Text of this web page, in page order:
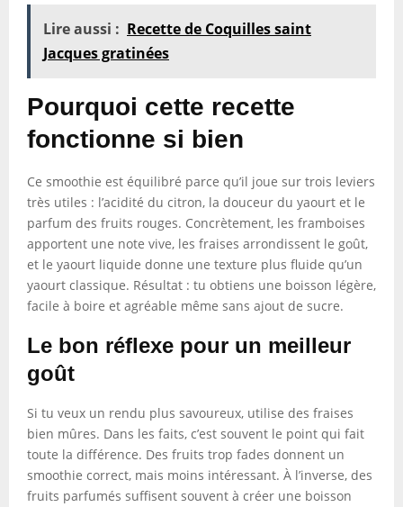
Lire aussi : Recette de Coquilles saint
Jacques gratinées
Pourquoi cette recette
fonctionne si bien
Ce smoothie est équilibré parce qu’il joue sur trois leviers
très utiles : l’acidité du citron, la douceur du yaourt et le
parfum des fruits rouges. Concrètement, les framboises
apportent une note vive, les fraises arrondissent le goût,
et le yaourt liquide donne une texture plus fluide qu’un
yaourt classique. Résultat : tu obtiens une boisson légère,
facile à boire et agréable même sans ajout de sucre.
Le bon réflexe pour un meilleur
goût
Si tu veux un rendu plus savoureux, utilise des fraises
bien mûres. Dans les faits, c’est souvent le point qui fait
toute la différence. Des fruits trop fades donnent un
smoothie correct, mais moins intéressant. À l’inverse, des
fruits parfumés suffisent souvent à créer une boisson